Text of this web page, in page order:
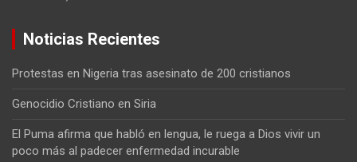
Noticias Recientes
Protestas en Nigeria tras asesinato de 200 cristianos
Genocidio Cristiano en Siria
El Puma afirma que habló en lengua, le ruega a Dios vivir un
poco más al padecer enfermedad incurable